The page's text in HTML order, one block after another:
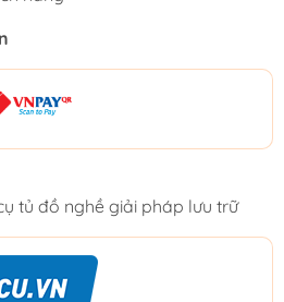
tủ đồ nghề giải pháp lưu trữ